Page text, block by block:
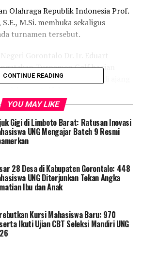
Olahraga Republik Indonesia Prof.
M.Si. membuka sekaligus
turnamen tersebut.
Gorontalo Dr. Ir. Eduart
Turnamen Golf bagian
ke-59 UNG dan menjadi ajang
di Provinsi Gorontalo.
CONTINUE READING
YOU MAY LIKE
Gigi di Limboto Barat: Ratusan Inovasi
UNG Mengajar Batch 9 Resmi
28 Desa di Kabupaten Gorontalo: 448
UNG Diterjunkan Tekan Angka
Ibu dan Anak
Kursi Mahasiswa Baru: 970
Ikuti Ujian CBT Seleksi Mandiri UNG